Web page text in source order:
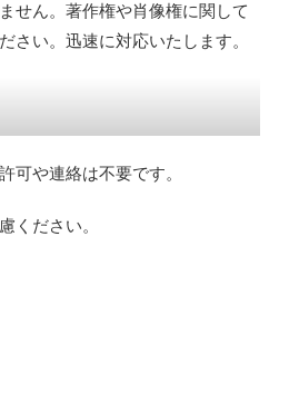
せん。著作権や肖像権に関して
さい。迅速に対応いたします。
可や連絡は不要です。
ください。